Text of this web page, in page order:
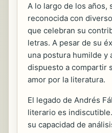
A lo largo de los años,
reconocida con
que celebran su
letras. A pesar de su
una postura humilde y
dispuesto a compartir
amor por la literatura.
El legado de Andrés
literario es
su capacidad de